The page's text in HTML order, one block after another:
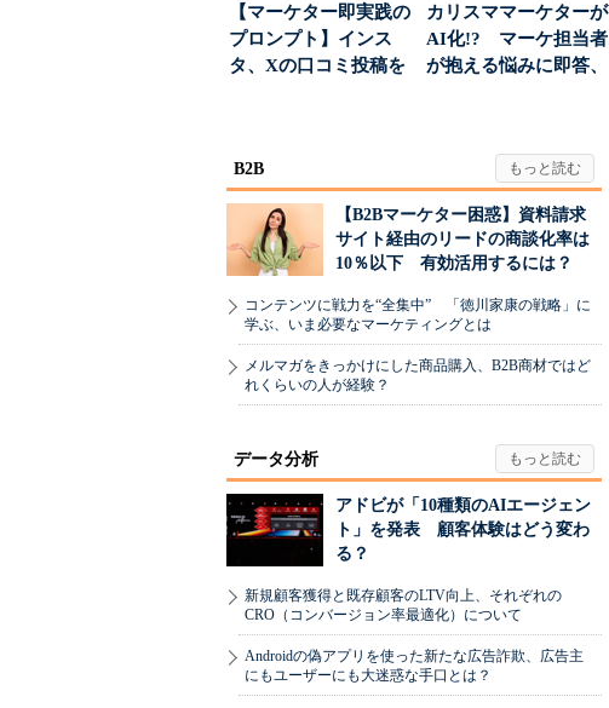
【マーケター即実践の
プロンプト】インス
タ、Xの口コミ投稿を
カリスママーケターが
AI化!? マーケ担当者
が抱える悩みに即答、
B2B
【B2Bマーケター困惑】資料請求
サイト経由のリードの商談化率は
10％以下 有効活用するには？
コンテンツに戦力を“全集中” 「徳川家康の戦略」に
学ぶ、いま必要なマーケティングとは
メルマガをきっかけにした商品購入、B2B商材ではど
れくらいの人が経験？
データ分析
アドビが「10種類のAIエージェン
ト」を発表 顧客体験はどう変わ
る？
新規顧客獲得と既存顧客のLTV向上、それぞれの
CRO（コンバージョン率最適化）について
Androidの偽アプリを使った新たな広告詐欺、広告主
にもユーザーにも大迷惑な手口とは？